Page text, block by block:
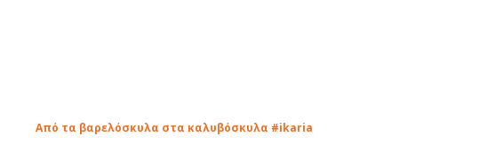
Από τα βαρελόσκυλα στα καλυβόσκυλα #ikaria